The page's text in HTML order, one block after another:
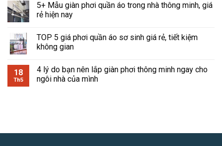
5+ Mẫu giàn phơi quần áo trong nhà thông minh, giá
rẻ hiện nay
TOP 5 giá phơi quần áo sơ sinh giá rẻ, tiết kiệm
không gian
18
Th5
4 lý do bạn nên lắp giàn phơi thông minh ngay cho
ngôi nhà của mình